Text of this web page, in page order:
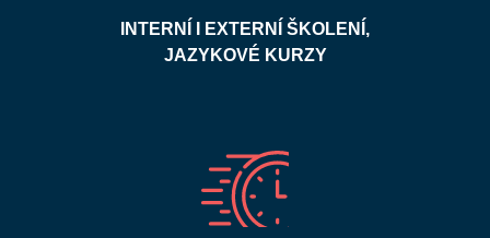
INTERNÍ I EXTERNÍ ŠKOLENÍ,
JAZYKOVÉ KURZY